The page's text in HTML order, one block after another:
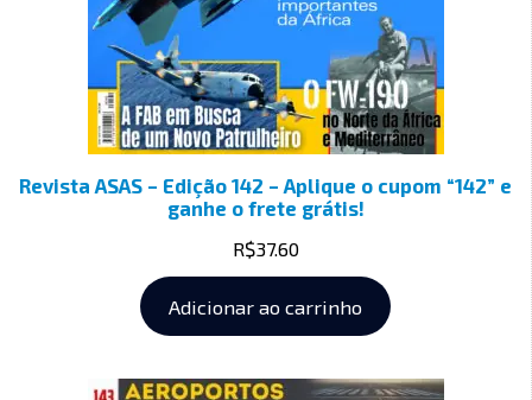
Revista ASAS – Edição 142 – Aplique o cupom “142” e
ganhe o frete grátis!
R$37.60
Adicionar ao carrinho